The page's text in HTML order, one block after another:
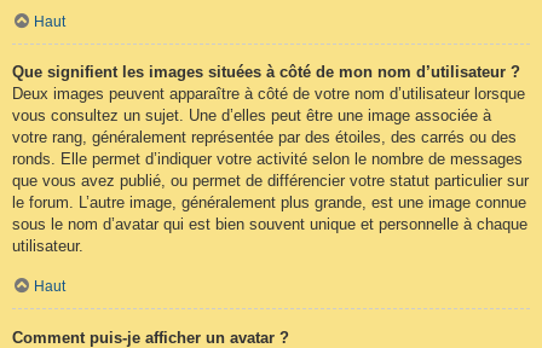
Haut
Que signifient les images situées à côté de mon nom d’utilisateur ?
Deux images peuvent apparaître à côté de votre nom d’utilisateur lorsque
vous consultez un sujet. Une d’elles peut être une image associée à
votre rang, généralement représentée par des étoiles, des carrés ou des
ronds. Elle permet d’indiquer votre activité selon le nombre de messages
que vous avez publié, ou permet de différencier votre statut particulier sur
le forum. L’autre image, généralement plus grande, est une image connue
sous le nom d’avatar qui est bien souvent unique et personnelle à chaque
utilisateur.
Haut
Comment puis-je afficher un avatar ?